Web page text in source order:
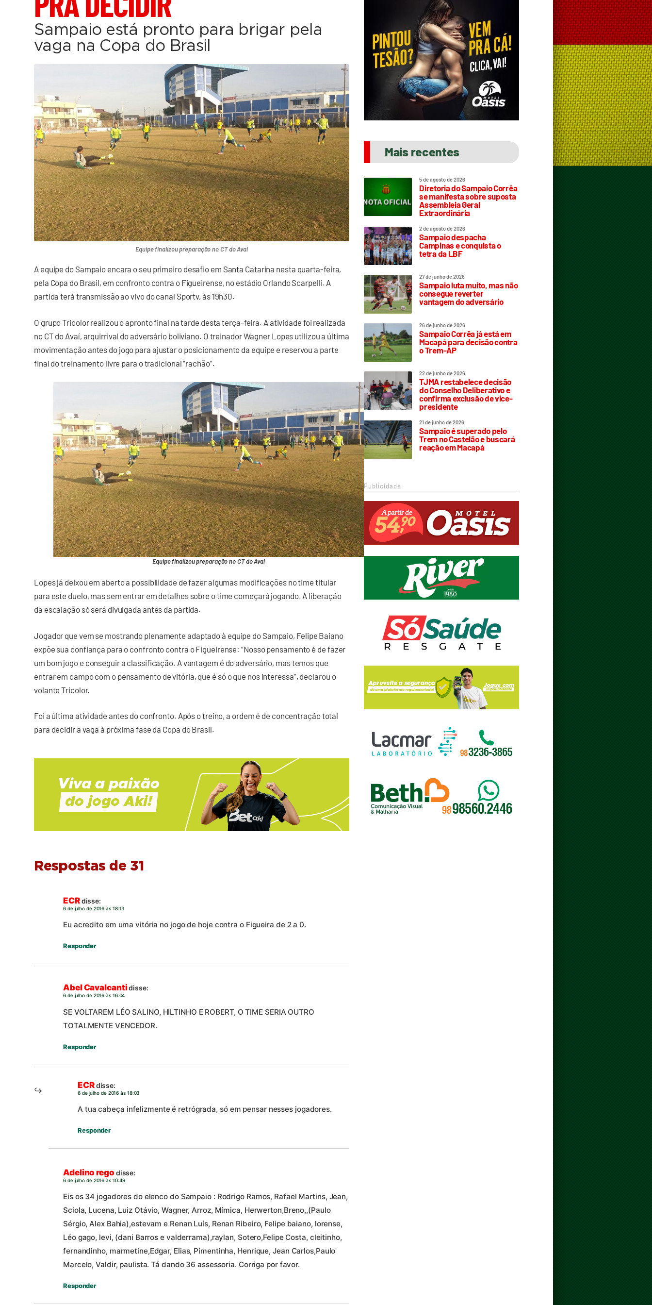
Sampaio está pronto para brigar pela
vaga na Copa do Brasil
Equipe finalizou preparação no CT do Avaí
A equipe do Sampaio encara o seu primeiro desafio em Santa Catarina nesta quarta-feira,
pela Copa do Brasil, em confronto contra o Figueirense, no estádio Orlando Scarpelli. A
partida terá transmissão ao vivo do canal Sportv, às 19h30.
O grupo Tricolor realizou o apronto final na tarde desta terça-feira. A atividade foi realizada
no CT do Avaí, arquirrival do adversário boliviano. O treinador Wagner Lopes utilizou a última
movimentação antes do jogo para ajustar o posicionamento da equipe e reservou a parte
final do treinamento livre para o tradicional “rachão”.
Equipe finalizou preparação no CT do Avaí
Lopes já deixou em aberto a possibilidade de fazer algumas modificações no time titular
para este duelo, mas sem entrar em detalhes sobre o time começará jogando. A liberação
da escalação só será divulgada antes da partida.
Jogador que vem se mostrando plenamente adaptado à equipe do Sampaio, Felipe Baiano
expõe sua confiança para o confronto contra o Figueirense: “Nosso pensamento é de fazer
um bom jogo e conseguir a classificação. A vantagem é do adversário, mas temos que
entrar em campo com o pensamento de vitória, que é só o que nos interessa”, declarou o
volante Tricolor.
Foi a última atividade antes do confronto. Após o treino, a ordem é de concentração total
para decidir a vaga à próxima fase da Copa do Brasil.
Respostas de 31
ECRdisse:
6 de julho de 2016 às 18:13
Eu acredito em uma vitória no jogo de hoje contra o Figueira de 2 a 0.
Responder
Abel Cavalcantidisse:
6 de julho de 2016 às 16:04
SE VOLTAREM LÉO SALINO, HILTINHO E ROBERT, O TIME SERIA OUTRO
TOTALMENTE VENCEDOR.
Responder
ECRdisse:
6 de julho de 2016 às 18:03
A tua cabeça infelizmente é retrógrada, só em pensar nesses jogadores.
Responder
Adelino rego disse:
6 de julho de 2016 às 10:49
Eis os 34 jogadores do elenco do Sampaio : Rodrigo Ramos, Rafael Martins, Jean,
Sciola, Lucena, Luiz Otávio, Wagner, Arroz, Mímica, Herwerton,Breno,,(Paulo
Sérgio, Alex Bahia),estevam e Renan Luís, Renan Ribeiro, Felipe baiano, lorense,
Léo gago, levi, (dani Barros e valderrama),raylan, Sotero,Felipe Costa, cleitinho,
fernandinho, marmetine,Edgar, Elias, Pimentinha, Henrique, Jean Carlos,Paulo
Marcelo, Valdir, paulista. Tá dando 36 assessoria. Corriga por favor.
Responder
Mais recentes
5 de agosto de 2026
Diretoria do Sampaio Corrêa
se manifesta sobre suposta
Assembleia Geral
Extraordinária
2 de agosto de 2026
Sampaio despacha
Campinas e conquista o
tetra da LBF
27 de junho de 2026
Sampaio luta muito, mas não
consegue reverter
vantagem do adversário
26 de junho de 2026
Sampaio Corrêa já está em
Macapá para decisão contra
o Trem-AP
22 de junho de 2026
TJMA restabelece decisão
do Conselho Deliberativo e
confirma exclusão de vice-
presidente
21 de junho de 2026
Sampaio é superado pelo
Trem no Castelão e buscará
reação em Macapá
Publicidade